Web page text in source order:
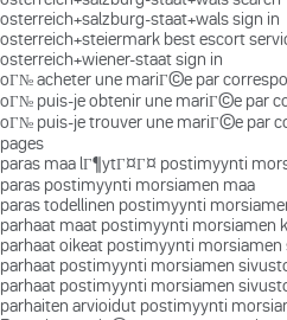
osterreich+salzburg-staat+wals sign in
osterreich+steiermark best escort
osterreich+wiener-staat sign in
oГ№ acheter une mariГ©e par
oГ№ puis-je obtenir une mariГ©e par
oГ№ puis-je trouver une mariГ©e par
pages
paras maa lГ¶ytГ¤Г¤ postimyynti
paras postimyynti morsiamen maa
paras todellinen postimyynti
parhaat maat postimyynti morsiamen
parhaat oikeat postimyynti
parhaat postimyynti morsiamen
parhaat postimyynti morsiamen
parhaiten arvioidut postimyynti